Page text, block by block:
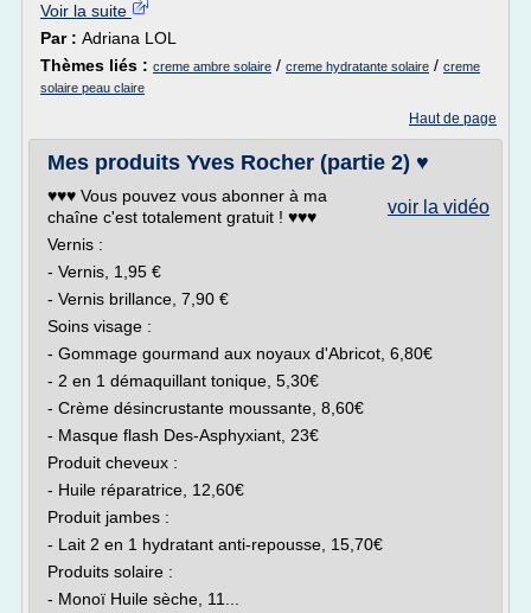
Voir la suite
Par : Adriana LOL
Thèmes liés : creme ambre solaire / creme hydratante solaire / creme
solaire peau claire
Haut de page
Mes produits Yves Rocher (partie 2) ♥
voir la vidéo
♥♥♥ Vous pouvez vous abonner à ma
chaîne c'est totalement gratuit ! ♥♥♥
Vernis :
- Vernis, 1,95 €
- Vernis brillance, 7,90 €
Soins visage :
- Gommage gourmand aux noyaux d'Abricot, 6,80€
- 2 en 1 démaquillant tonique, 5,30€
- Crème désincrustante moussante, 8,60€
- Masque flash Des-Asphyxiant, 23€
Produit cheveux :
- Huile réparatrice, 12,60€
Produit jambes :
- Lait 2 en 1 hydratant anti-repousse, 15,70€
Produits solaire :
- Monoï Huile sèche, 11...